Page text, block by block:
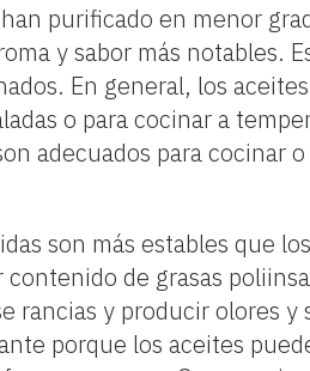
purificado en menor
y sabor más notables.
En general, los
o para cocinar a
adecuados para cocinar
son más estables que
contenido de grasas
rancias y producir olores
porque los aceites